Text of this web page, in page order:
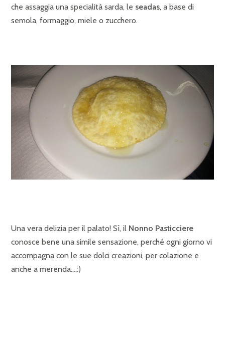
che assaggia una specialità sarda, le seadas, a base di
semola, formaggio, miele o zucchero.
Una vera delizia per il palato! Sì, il Nonno Pasticciere
conosce bene una simile sensazione, perché ogni giorno vi
accompagna con le sue dolci creazioni, per colazione e
anche a merenda….:)